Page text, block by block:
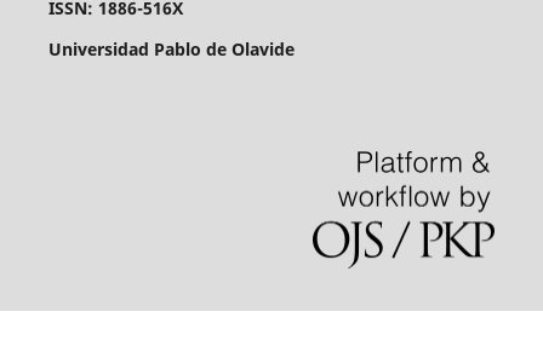
ISSN: 1886-516X
Universidad Pablo de Olavide